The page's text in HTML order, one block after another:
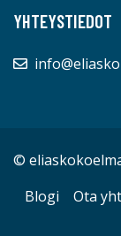
YHTEYSTIEDOT
©
Blogi
Ota